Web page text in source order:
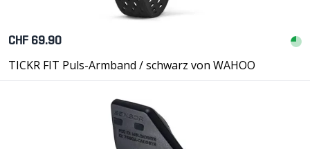
CHF 69.90
TICKR FIT Puls-Armband / schwarz von WAHOO